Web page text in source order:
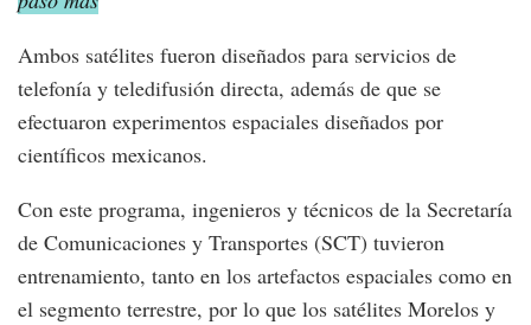
Ambos satélites fueron diseñados para servicios de
telefonía y teledifusión directa, además de que se
efectuaron experimentos espaciales diseñados por
científicos mexicanos.
Con este programa, ingenieros y técnicos de la Secretaría
de Comunicaciones y Transportes (SCT) tuvieron
entrenamiento, tanto en los artefactos espaciales como en
el segmento terrestre, por lo que los satélites Morelos y